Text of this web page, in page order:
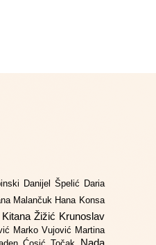
Danijel Špelić Daria
Malančuk Hana Konsa
Kitana Žižić Krunoslav
Marko Vujović Martina